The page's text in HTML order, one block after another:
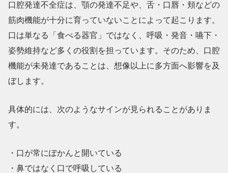
口腔発達不全症は、顎の発達不足や、舌・口唇・頬などの
筋肉機能が十分に育っていないことによって起こります。
口は単なる「食べる器官」ではなく、呼吸・発音・嚥下・
姿勢維持など多くの役割を担っています。そのため、口腔
機能が未発達であることは、想像以上に多方面へ影響を及
ぼします。
具体的には、次のようなサインが見られることがありま
す。
・口が常にぽかんと開いている
・鼻ではなく口で呼吸している